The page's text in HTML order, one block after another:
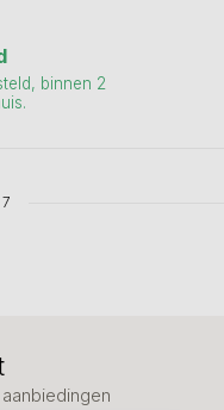
binnen 2